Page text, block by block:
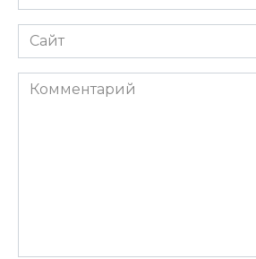
*
Сайт
Комментарий